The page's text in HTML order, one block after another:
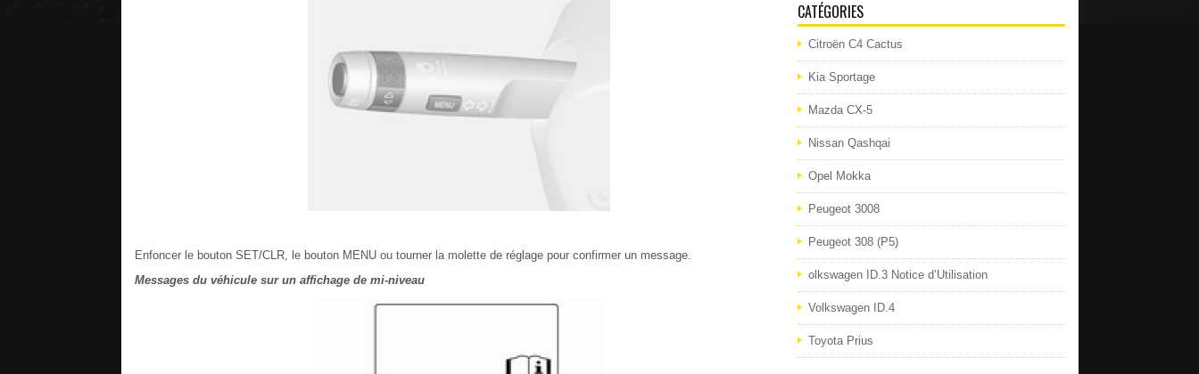
Enfoncer le bouton SET/CLR, le bouton MENU ou tourner la molette de réglage pour confirmer un message.
Messages du véhicule sur un affichage de mi-niveau
CATÉGORIES
Citroën C4 Cactus
Kia Sportage
Mazda CX-5
Nissan Qashqai
Opel Mokka
Peugeot 3008
Peugeot 308 (P5)
olkswagen ID.3 Notice d’Utilisation
Volkswagen ID.4
Toyota Prius